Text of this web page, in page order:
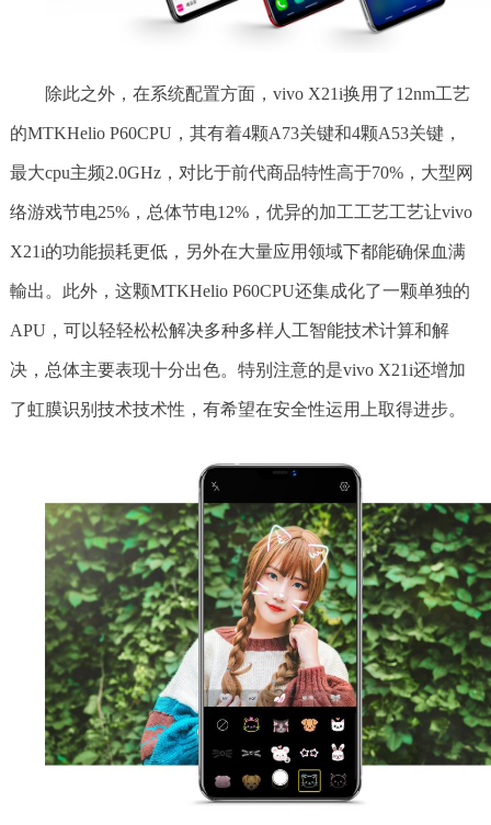
除此之外，在系统配置方面，vivo X21i换用了12nm工艺
的MTKHelio P60CPU，其有着4颗A73关键和4颗A53关键，
最大cpu主频2.0GHz，对比于前代商品特性高于70%，大型网
络游戏节电25%，总体节电12%，优异的加工工艺工艺让vivo
X21i的功能损耗更低，另外在大量应用领域下都能确保血满
輸出。此外，这颗MTKHelio P60CPU还集成化了一颗单独的
APU，可以轻轻松松解决多种多样人工智能技术计算和解
决，总体主要表现十分出色。特别注意的是vivo X21i还增加
了虹膜识别技术技术性，有希望在安全性运用上取得进步。